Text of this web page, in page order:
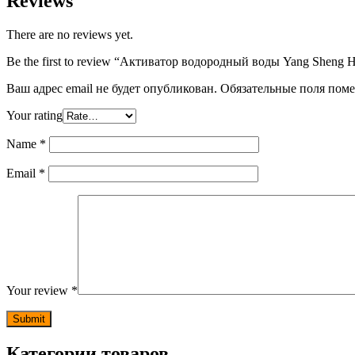
There are no reviews yet.
Be the first to review “Активатор водородный воды Yang Sheng
Ваш адрес email не будет опубликован. Обязательные поля
Your rating
Name *
Email *
Your review *